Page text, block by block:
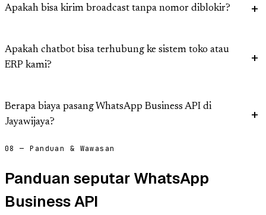
Apakah bisa kirim broadcast tanpa nomor diblokir?
Apakah chatbot bisa terhubung ke sistem toko atau
ERP kami?
Berapa biaya pasang WhatsApp Business API di
Jayawijaya?
08 — Panduan & Wawasan
Panduan seputar WhatsApp
Business API